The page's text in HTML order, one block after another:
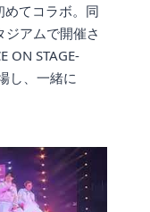
てコラボ。同
アムで開催さ
ON STAGE-
し、一緒に